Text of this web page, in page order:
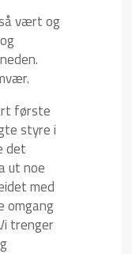
vært og
første
styre i
det
ut noe
med
omgang
trenger